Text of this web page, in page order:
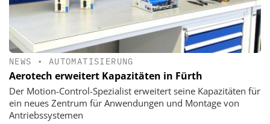
NEWS • AUTOMATISIERUNG
Aerotech erweitert Kapazitäten in Fürth
Der Motion-Control-Spezialist erweitert seine Kapazitäten für
ein neues Zentrum für Anwendungen und Montage von
Antriebssystemen